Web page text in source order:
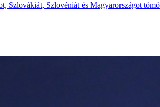
Szlovákiát, Szlovéniát és Magyarországot